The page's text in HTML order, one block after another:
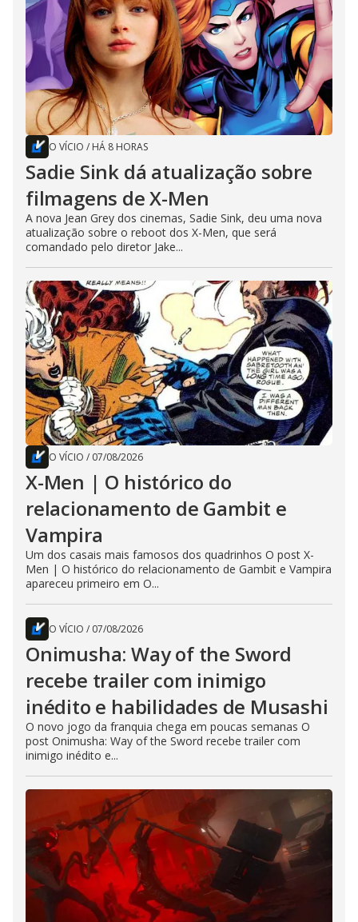
O VÍCIO / HÁ 8 HORAS
Sadie Sink dá atualização sobre
filmagens de X-Men
A nova Jean Grey dos cinemas, Sadie Sink, deu uma nova
atualização sobre o reboot dos X-Men, que será
comandado pelo diretor Jake...
O VÍCIO / 07/08/2026
X-Men | O histórico do
relacionamento de Gambit e
Vampira
Um dos casais mais famosos dos quadrinhos O post X-
Men | O histórico do relacionamento de Gambit e Vampira
apareceu primeiro em O...
O VÍCIO / 07/08/2026
Onimusha: Way of the Sword
recebe trailer com inimigo
inédito e habilidades de Musashi
O novo jogo da franquia chega em poucas semanas O
post Onimusha: Way of the Sword recebe trailer com
inimigo inédito e...